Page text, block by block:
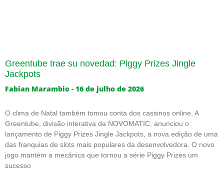
Greentube trae su novedad: Piggy Prizes Jingle
Jackpots
Fabian Marambio 16 de julho de 2026
O clima de Natal também tomou conta dos cassinos online. A
Greentube, divisão interativa da NOVOMATIC, anunciou o
lançamento de Piggy Prizes Jingle Jackpots, a nova edição de uma
das franquias de slots mais populares da desenvolvedora. O novo
jogo mantém a mecânica que tornou a série Piggy Prizes um
sucesso